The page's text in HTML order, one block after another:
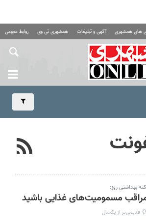
های همشهری آگهی و تبلیغات همشهری تی وی روابط عمومی
بهداشتی روز:
مسمومیت‌های غذایی باشید
قدیمی‌تر از یکسال